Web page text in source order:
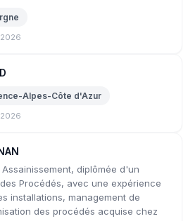
Alpes-Côte d'Azur
diplômée d'un
Procédés, avec une expérience
installations, management de
des procédés acquise chez